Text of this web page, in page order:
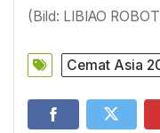
(Bild: LIBIAO
Cemat Asia